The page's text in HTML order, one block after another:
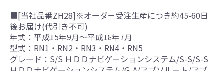
■[当社品番ZH28]※オーダー受注生産につき約45-60日
後お届け(代引き不可)
年式：平成15年9月～平成18年7月
型式：RN1・RN2・RN3・RN4・RN5
グレード：S/S ＨＤＤナビゲーションシステム/S-S/S-S